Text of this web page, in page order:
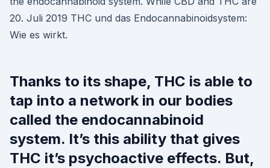
20. Juli 2019 THC und das Endocannabinoidsystem:
Wie es wirkt.
Thanks to its shape, THC is able to
tap into a network in our bodies
called the endocannabinoid
system. It’s this ability that gives
THC it’s psychoactive effects. But,